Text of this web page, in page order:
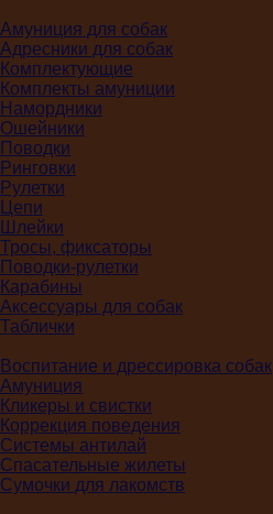
Амуниция для собак
Адресники для собак
Комплектующие
Комплекты амуниции
Намордники
Ошейники
Поводки
Ринговки
Рулетки
Цепи
Шлейки
Тросы, фиксаторы
Поводки-рулетки
Карабины
Аксессуары для собак
Таблички
Воспитание и дрессировка собак
Амуниция
Кликеры и свистки
Коррекция поведения
Системы антилай
Спасательные жилеты
Сумочки для лакомств